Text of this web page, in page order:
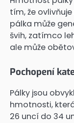
tím, že
pálka může
švih, zatímco
ale může
Pochopení
Pálky jsou
hmotnosti,
26 uncí do 34